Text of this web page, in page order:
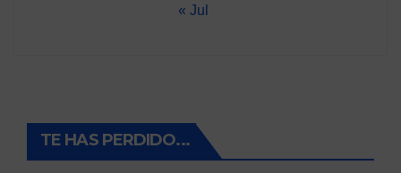
« Jul
TE HAS PERDIDO...